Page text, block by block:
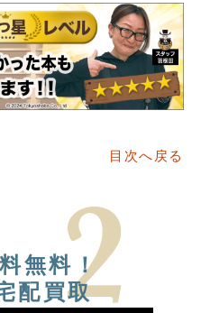
目次へ戻る
無料！
配買取